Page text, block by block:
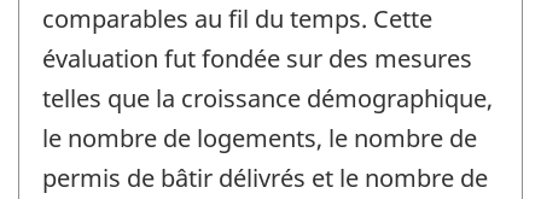
comparables au fil du temps. Cette
évaluation fut fondée sur des mesures
telles que la croissance démographique,
le nombre de logements, le nombre de
permis de bâtir délivrés et le nombre de